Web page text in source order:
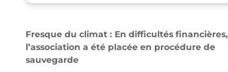
Fresque du climat : En difficultés financières,
l’association a été placée en procédure de
sauvegarde